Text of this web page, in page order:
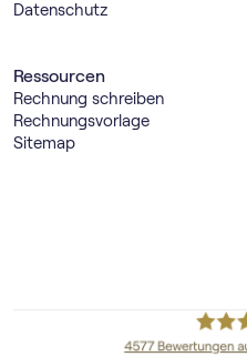
Datenschutz
Ressourcen
Rechnung schreiben
Rechnungsvorlage
Sitemap